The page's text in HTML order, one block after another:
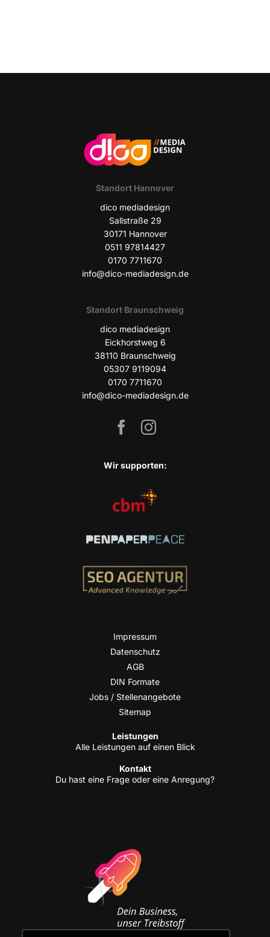
Stand­ort Hannover
dico media­de­sign
Sall­stra­ße 29
30171 Han­no­ver
0511 97814427
0170 7711670
info@dico-mediadesign.de
Stand­ort Braunschweig
dico media­de­sign
Eick­horst­weg 6
38110 Braun­schweig
05307 9119094
0170 7711670
info@dico-mediadesign.de
Wir sup­port­en:
Impres­sum
Daten­schutz
AGB
DIN For­ma­te
Jobs / Stellenangebote
Site­map
Leis­tun­gen
Alle Leis­tun­gen auf einen Blick
Kon­takt
Du hast eine Fra­ge oder eine Anregung?